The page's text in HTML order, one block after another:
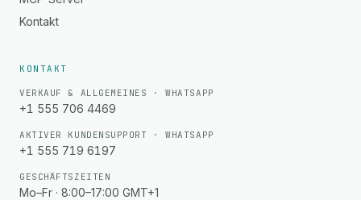
Kontakt
KONTAKT
VERKAUF & ALLGEMEINES · WHATSAPP
+1 555 706 4469
AKTIVER KUNDENSUPPORT · WHATSAPP
+1 555 719 6197
GESCHÄFTSZEITEN
Mo–Fr · 8:00–17:00 GMT+1